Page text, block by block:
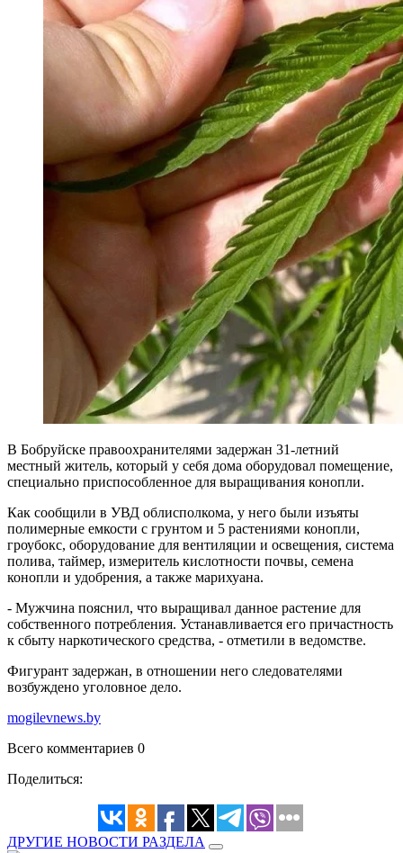
В Бобруйске правоохранителями задержан 31-летний
местный житель, который у себя дома оборудовал помещение,
специально приспособленное для выращивания конопли.
Как сообщили в УВД облисполкома, у него были изъяты
полимерные емкости с грунтом и 5 растениями конопли,
гроубокс, оборудование для вентиляции и освещения, система
полива, таймер, измеритель кислотности почвы, семена
конопли и удобрения, а также марихуана.
- Мужчина пояснил, что выращивал данное растение для
собственного потребления. Устанавливается его причастность
к сбыту наркотического средства, - отметили в ведомстве.
Фигурант задержан, в отношении него следователями
возбуждено уголовное дело.
mogilevnews.by
Всего комментариев 0
Поделиться:
ДРУГИЕ НОВОСТИ РАЗДЕЛА